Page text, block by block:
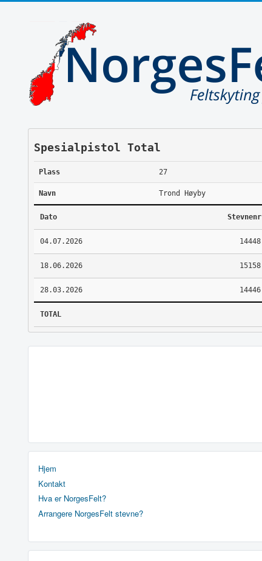
Spesialpistol Total
Plass 27
Navn Trond Høyby
Dato Stevnenr
04.07.2026 14448
18.06.2026 15158
28.03.2026 14446
TOTAL
Hjem
Kontakt
Hva er NorgesFelt?
Arrangere NorgesFelt stevne?